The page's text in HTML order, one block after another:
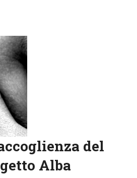
del
Alba